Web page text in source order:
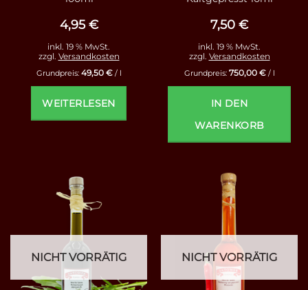
4,95€
inkl. 19 % MwSt.
zzgl. Versandkosten
Grundpreis: 49,50 €/ l
WEITERLESEN
7,50 €
inkl. 19 % MwSt.
zzgl. Versandkosten
Grundpreis: 750,00 €/ l
IN DEN
WARENKORB
NICHT VORRÄTIG NICHT VORRÄTIG